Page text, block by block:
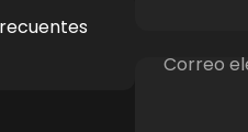
Correo